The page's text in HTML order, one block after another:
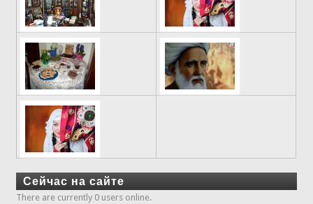
Сейчас на сайте
There are currently 0 users online.